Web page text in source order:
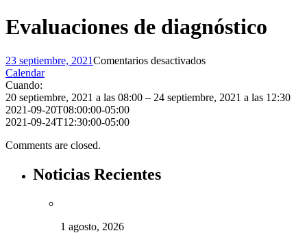
Evaluaciones de diagnóstico
23 septiembre, 2021Comentarios desactivadosen
diagnóstico
Calendar
Cuando:
20 septiembre, 2021 a las 08:00 – 24 septiembre, 2021 a las 12:30
2021-09-20T08:00:00-05:00
2021-09-24T12:30:00-05:00
Comments are closed.
Noticias Recientes
1 agosto, 2026